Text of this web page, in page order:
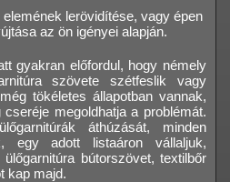
lerövidítése, vagy épen
az ön igényei alapján.
gyakran előfordul, hogy némely
szövete szétfeslik vagy
tökéletes állapotban vannak,
megoldhatja a problémát.
áthúzását, minden
egy adott listaáron vállaljuk,
bútorszövet, textilbőr
kap majd.